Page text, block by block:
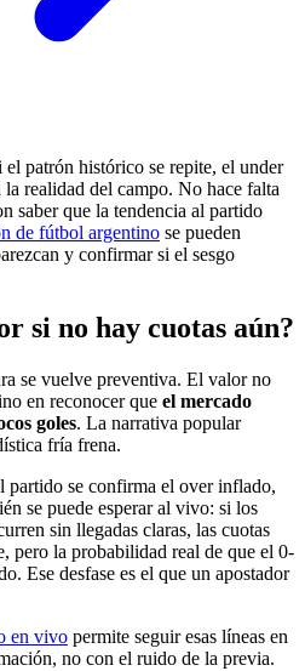
patrón histórico se repite, el under
la realidad del campo. No hace falta
saber que la tendencia al partido
de fútbol argentino se pueden
y confirmar si el sesgo
si no hay cuotas aún?
se vuelve preventiva. El valor no
en reconocer que el mercado
goles. La narrativa popular
fría frena.
partido se confirma el over inflado,
se puede esperar al vivo: si los
sin llegadas claras, las cuotas
pero la probabilidad real de que el 0-
Ese desfase es el que un apostador
en vivo permite seguir esas líneas en
no con el ruido de la previa.